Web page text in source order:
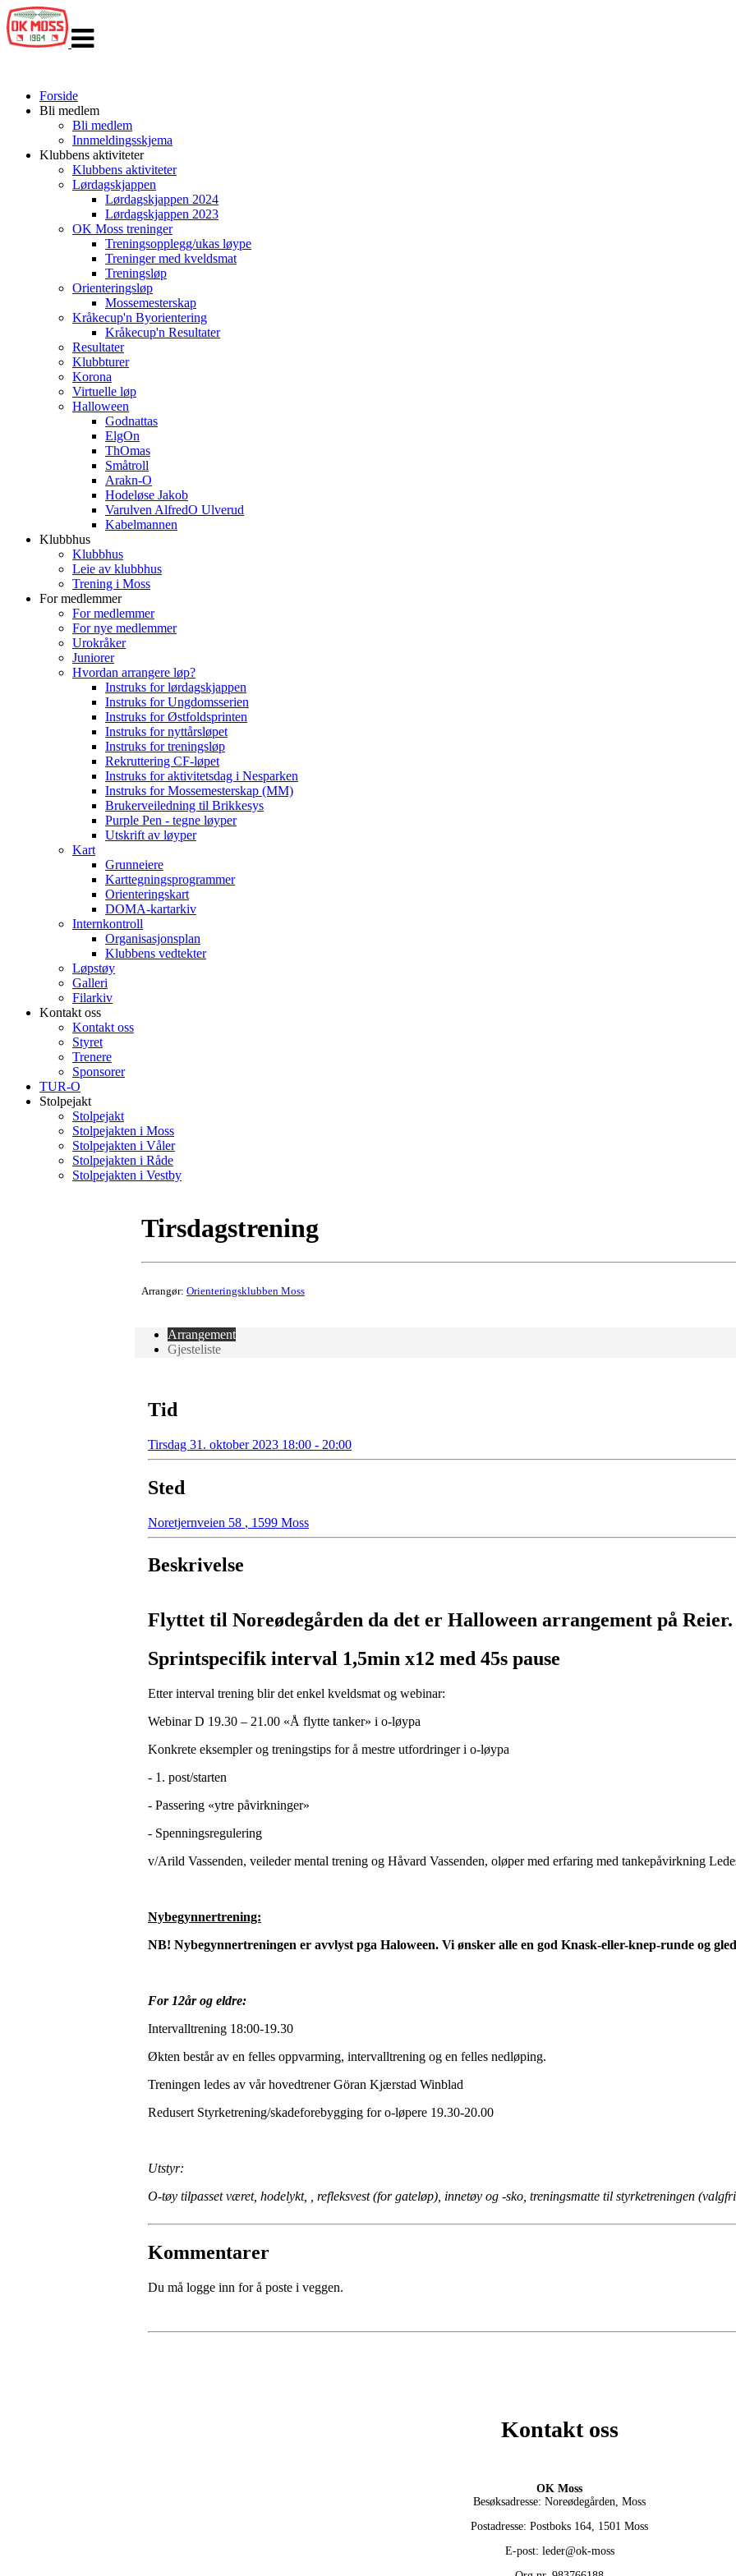
navigasjon
Forside
Bli medlem
Bli medlem
Innmeldingsskjema
Klubbens aktiviteter
Klubbens aktiviteter
Lørdagskjappen
Lørdagskjappen 2024
Lørdagskjappen 2023
OK Moss treninger
Treningsopplegg/ukas løype
Treninger med kveldsmat
Treningsløp
Orienteringsløp
Mossemesterskap
Kråkecup'n Byorientering
Kråkecup'n Resultater
Resultater
Klubbturer
Korona
Virtuelle løp
Halloween
Godnattas
ElgOn
ThOmas
Småtroll
Arakn-O
Hodeløse Jakob
Varulven AlfredO Ulverud
Kabelmannen
Klubbhus
Klubbhus
Leie av klubbhus
Trening i Moss
For medlemmer
For medlemmer
For nye medlemmer
Urokråker
Juniorer
Hvordan arrangere løp?
Instruks for lørdagskjappen
Instruks for Ungdomsserien
Instruks for Østfoldsprinten
Instruks for nyttårsløpet
Instruks for treningsløp
Rekruttering CF-løpet
Instruks for aktivitetsdag i Nesparken
Instruks for Mossemesterskap (MM)
Brukerveiledning til Brikkesys
Purple Pen - tegne løyper
Utskrift av løyper
Kart
Grunneiere
Karttegningsprogrammer
Orienteringskart
DOMA-kartarkiv
Internkontroll
Organisasjonsplan
Klubbens vedtekter
Løpstøy
Galleri
Filarkiv
Kontakt oss
Kontakt oss
Styret
Trenere
Sponsorer
TUR-O
Stolpejakt
Stolpejakt
Stolpejakten i Moss
Stolpejakten i Våler
Stolpejakten i Råde
Stolpejakten i Vestby
Tirsdagstrening
Arrangør: Orienteringsklubben Moss
Arrangement
Gjesteliste
Tid
Tirsdag 31. oktober 2023 18:00 - 20:00
Sted
Noretjernveien 58 , 1599 Moss
Beskrivelse
Flyttet til Noreødegården da det er Halloween arrangement på Reier.
Sprintspecifik interval 1,5min x12 med 45s pause
Etter interval trening blir det enkel kveldsmat og webinar:
Webinar D 19.30 – 21.00 «Å flytte tanker» i o-løypa
Konkrete eksempler og treningstips for å mestre utfordringer i o-løypa
- 1. post/starten
- Passering «ytre påvirkninger»
- Spenningsregulering
v/Arild Vassenden, veileder mental trening og Håvard Vassenden, oløper med erfaring med tankepåvirkning
Nybegynnertrening:
NB! Nybegynnertreningen er avvlyst pga Haloween. Vi ønsker alle en god Knask-eller-knep-runde og
For 12år og eldre:
Intervalltrening 18:00-19.30
Økten består av en felles oppvarming, intervalltrening og en felles nedløping.
Treningen ledes av vår hovedtrener Göran Kjærstad Winblad
Redusert Styrketrening/skadeforebygging for o-løpere 19.30-20.00
Utstyr:
O-tøy tilpasset været, hodelykt, , refleksvest (for gateløp), innetøy og -sko, treningsmatte til styrketreningen
Kommentarer
Du må logge inn for å poste i veggen.
Kontakt oss
OK Moss
Besøksadresse: Noreødegården, Moss
Postadresse: Postboks 164, 1501 Moss
E-post: leder@ok-moss